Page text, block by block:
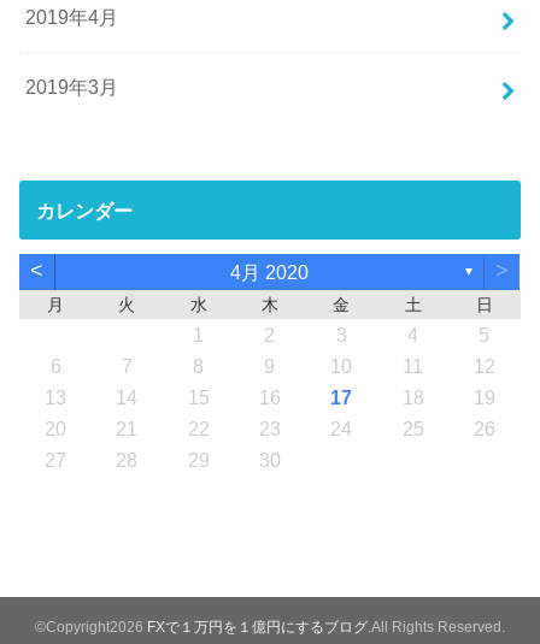
2019年4月
2019年3月
カレンダー
< 4月 2020 ▼ >
月 火 水 木 金 土 日
1 2 3 4
5
6
7 8 9 10 11
12
13
14 15 16 17 18
19
20
21 22 23 24 25
26
27
28 29 30
©Copyright2026 FXで１万円を１億円にするブログ .All Rights Reserved.